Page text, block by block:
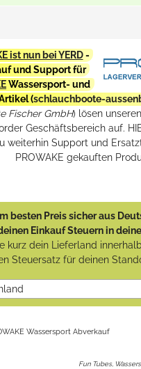
ist nun bei YERD-
und Support für
Wassersport- und
(schlauchboote-
Fischer GmbH) lösen
Geschäftsbereich auf.
weiterhin Support und
PROWAKE gekauften
besten Preis sicher aus
Einkauf Steuern in
kurz dein Lieferland
Steuersatz für deinen
Wassersport Abverkauf
Fun Tubes,